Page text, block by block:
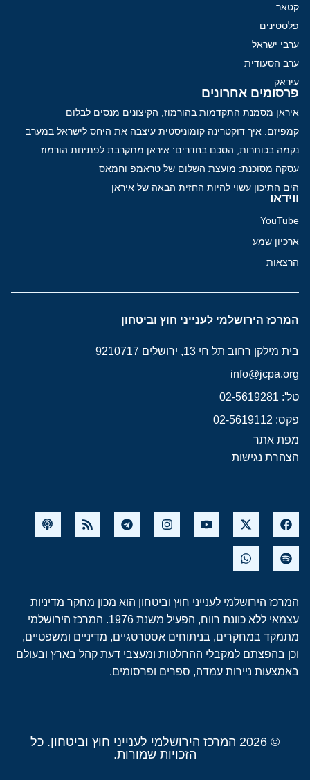
קטאר
פלסטינים
ערבי ישראל
ערב הסעודית
עיראק
פרסומים אחרונים
איראן מסמנת התקדמות בהורמוז, הקיצונים מנסים לבלום
קמפיזם: איך דוקטרינה קומוניסטית עיצבה את היחס לישראל במערב
נקמה בכותרות, הסכם בחדרים: איראן מתקרבת לפתיחת הורמוז
עסקה מסוכנת: מועצת השלום של טראמפ וחמאס
הים התיכון עשוי להיות החזית הבאה של איראן
ווידאו
YouTube
ארכיון שמע
הרצאות
המרכז הירושלמי לענייני חוץ וביטחון
בית מילקן רחוב תל חי 13, ירושלים 9210717
info@jcpa.org
טל': 02-5619281
פקס: 02-5619112
מפת אתר
הצהרת נגישות
המרכז הירושלמי לענייני חוץ וביטחון הוא מכון מחקר מדיניות
עצמאי ללא כוונת רווח, הפעיל משנת 1976. המרכז הירושלמי
מתמקד במחקרים, בניתוחים אסטרטגיים, מדיניים ומשפטיים,
וכן בהפצתם למקבלי ההחלטות ומעצבי דעת קהל בארץ ובעולם
באמצעות ניירות עמדה, ספרים ופרסומים.
© 2026 המרכז הירושלמי לענייני חוץ וביטחון. כל
הזכויות שמורות.